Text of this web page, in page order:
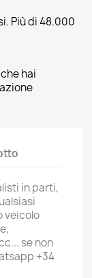
Più di 48.000
hai
in parti,
veicolo
se non
+34